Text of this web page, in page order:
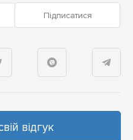
Підписатися
відгук